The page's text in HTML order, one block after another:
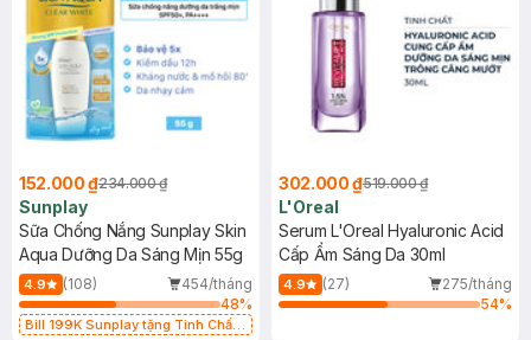
152.000 ₫234.000 ₫
Sunplay
Sữa Chống Nắng Sunplay Skin
Aqua Dưỡng Da Sáng Mịn 55g
4.9 (108)
454/tháng
48%
Bill 199K Sunplay tặng Tinh Chất
302.000 ₫519.000 ₫
L'Oreal
Serum L'Oreal Hyaluronic Acid
Cấp Ẩm Sáng Da 30ml
4.9 (27)
275/tháng
54%